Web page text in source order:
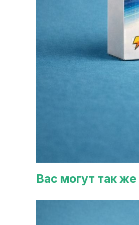
Вас могут так